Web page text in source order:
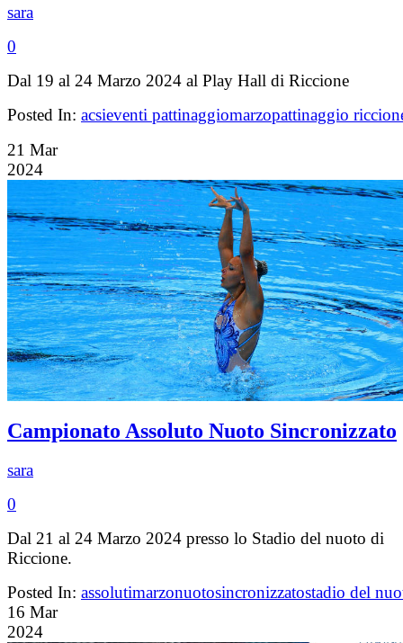
sara
0
Dal 19 al 24 Marzo 2024 al Play Hall di Riccione
Posted In: acsieventi pattinaggiomarzopattinaggio
21 Mar
2024
Campionato Assoluto Nuoto Sincronizzato
sara
0
Dal 21 al 24 Marzo 2024 presso lo Stadio del nuoto di
Riccione.
Posted In: assolutimarzonuotosincronizzatostadio del
16 Mar
2024